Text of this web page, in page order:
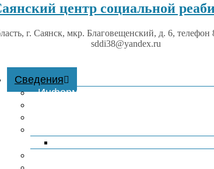
центр социальной
г. Саянск, мкр. Благовещенский, д. 6, телефон
sddi38@yandex.ru
Сведения
Информация о поставщике